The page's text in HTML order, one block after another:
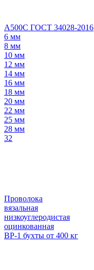
А500С ГОСТ 34028-2016
6 мм
8 мм
10 мм
12 мм
14 мм
16 мм
18 мм
20 мм
22 мм
25 мм
28 мм
32
Проволока
вязальная
низкоуглеродистая
оцинкованная
ВР-1 бухты от 400 кг